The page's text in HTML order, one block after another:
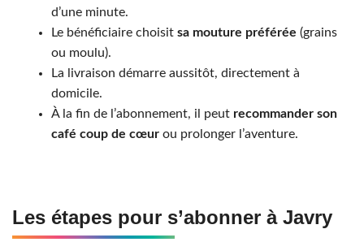
d’une minute.
Le bénéficiaire choisit sa mouture préférée (grains
ou moulu).
La livraison démarre aussitôt, directement à
domicile.
À la fin de l’abonnement, il peut recommander son
café coup de cœur ou prolonger l’aventure.
Les étapes pour s’abonner à Javry